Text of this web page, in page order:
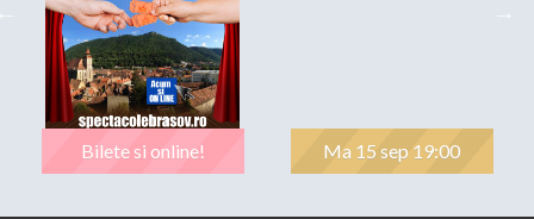
Bilete si online! Ma 15 sep 19:00